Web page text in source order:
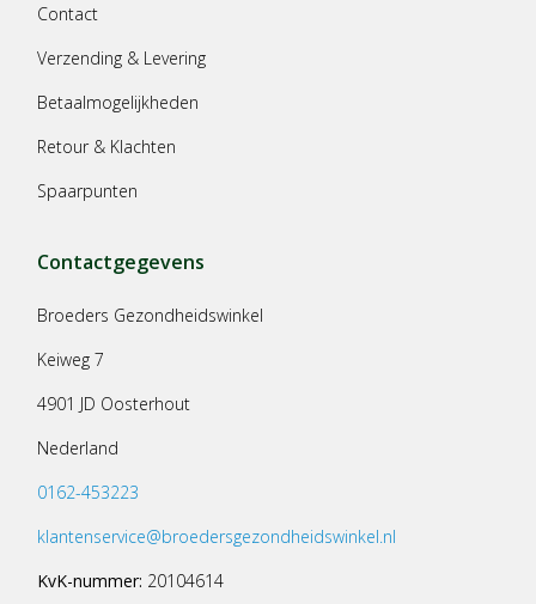
Contact
Verzending & Levering
Betaalmogelijkheden
Retour & Klachten
Spaarpunten
Contactgegevens
Broeders Gezondheidswinkel
Keiweg 7
4901 JD Oosterhout
Nederland
0162-453223
klantenservice@broedersgezondheidswinkel.nl
KvK-nummer: 20104614